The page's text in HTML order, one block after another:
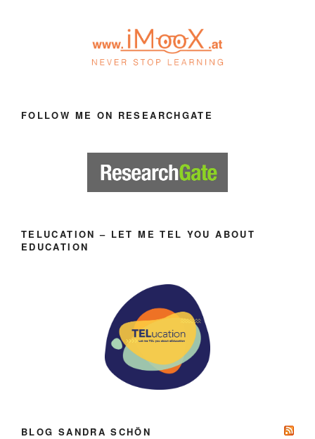
FOLLOW ME ON RESEARCHGATE
TELUCATION – LET ME TEL YOU ABOUT
EDUCATION
BLOG SANDRA SCHÖN